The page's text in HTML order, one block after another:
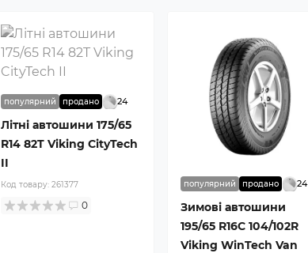
популярний продано 24
Літні автошини 175/65
R14 82T Viking CityTech
II
Код товару:261377
0
популярний продано 24
Зимові автошини
195/65 R16C 104/102R
Viking WinTech Van